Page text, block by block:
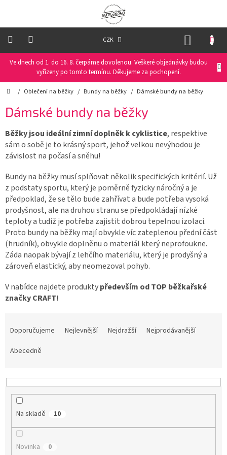
Ve dnech od 1. do 16. 8. čerpáme dovolenou. Veškeré objednávky budou
vyřízeny po tomto termínu. Děkujeme za pochopení.
CZK
Oblečení
na
běžky
Funkční
prádlo
PRO
DĚTI
Helmy
Tretry
Doplňky
Poukazy
cyklisty
Novinky
pro
Domů
/ Oblečení na běžky / Bundy na běžky / Dámské bundy na běžky
Dámské bundy na běžky
Běžky jsou ideální zimní doplněk k cyklistice, respektive
sám o sobě je to krásný sport, jehož velkou nevýhodou je
závislost na počasí a sněhu!
Bundy na běžky musí splňovat několik specifických kritérií. Už
z podstaty sportu, který je poměrně fyzicky náročný a je
předpoklad, že se tělo bude zahřívat a bude potřeba vysoká
prodyšnost, ale na druhou stranu se předpokládají nízké
teploty a tudíž je potřeba zajistit dobrou tepelnou izolaci.
Proto bundy na běžky mají obvykle víc zateplenou přední část
(hrudník), obvykle doplněnu o materiál který neprofoukne.
Záda naopak bývají z lehčího materiálu, který je prodyšný a
zároveň elastický, aby neomezoval pohyb.
V nabídce najdete produktypředevším od TOP běžkařské
značky CRAFT!
p
Doporučujeme Nejlevnější Nejdražší
Nejprodávanější
Abecedně
Na skladě 10
Novinka 0